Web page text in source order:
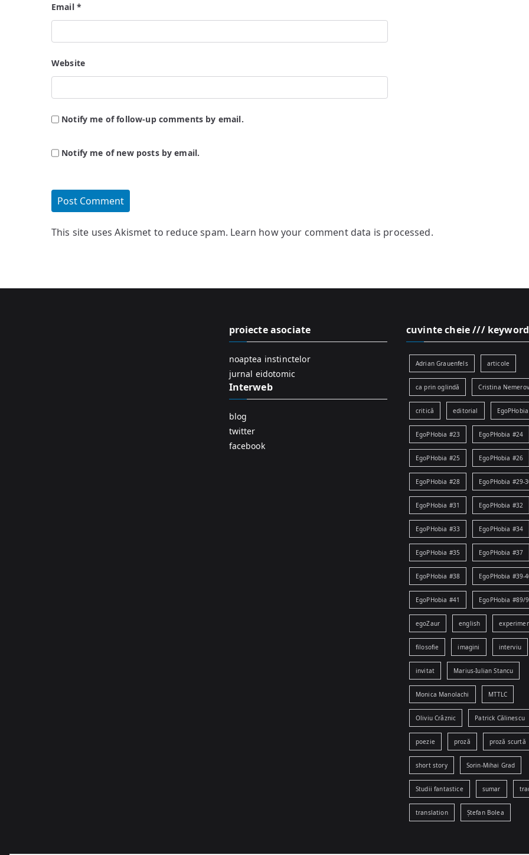
Email *
Website
Notify me of follow-up comments by email.
Notify me of new posts by email.
This site uses Akismet to reduce spam. Learn how your comment data is processed.
proiecte asociate
noaptea instinctelor
jurnal eidotomic
Interweb
blog
twitter
facebook
cuvinte cheie ///
Adrian Grauenfels articole
ca prin oglindă Cristina
critică editorial
EgoPHobia #23 EgoPHobia #24
EgoPHobia #25 EgoPHobia #26
EgoPHobia #28 EgoPHobia #29-
EgoPHobia #31 EgoPHobia #32
EgoPHobia #33 EgoPHobia #34
EgoPHobia #35 EgoPHobia #37
EgoPHobia #38 EgoPHobia #39-
EgoPHobia #41 EgoPHobia #89/
egoZaur english
filosofie imagini interviu
invitat Marius-Iulian Stancu
Monica Manolachi MTTLC
Oliviu Crâznic Patrick Călinescu
poezie proză proză scurtă
short story Sorin-Mihai Grad
Studii fantastice sumar
translation Ștefan Bolea